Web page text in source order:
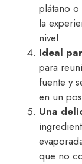
plátano
la
nivel.
Ideal
para
fuente y
en un
Una
que no